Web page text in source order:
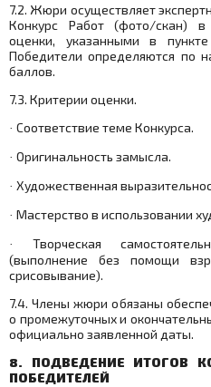
7.2. Жюри осуществляет
Конкурс Работ (фото/скан) в
оценки, указанными в
Победители определяются по
баллов.
7.3. Критерии оценки.
· Соответствие теме Конкурса.
· Оригинальность замысла.
· Художественная
· Мастерство в использовании
·
Творческая
(выполнение без помощи
срисовывание).
7.4. Члены жюри обязаны
о промежуточных и
официально заявленной даты.
8. ПОДВЕДЕНИЕ ИТОГОВ
ПОБЕДИТЕЛЕЙ